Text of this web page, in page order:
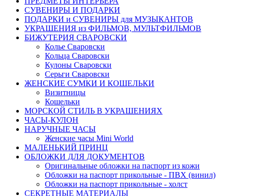
СУВЕНИРЫ И ПОДАРКИ
ПОДАРКИ и СУВЕНИРЫ для МУЗЫКАНТОВ
УКРАШЕНИЯ из ФИЛЬМОВ, МУЛЬТФИЛЬМОВ
БИЖУТЕРИЯ СВАРОВСКИ
Колье Сваровски
Кольца Сваровски
Кулоны Сваровски
Серьги Сваровски
ЖЕНСКИЕ СУМКИ И КОШЕЛЬКИ
Визитницы
Кошельки
МОРСКОЙ СТИЛЬ В УКРАШЕНИЯХ
ЧАСЫ-КУЛОН
НАРУЧНЫЕ ЧАСЫ
Женские часы Mini World
МАЛЕНЬКИЙ ПРИНЦ
ОБЛОЖКИ ДЛЯ ДОКУМЕНТОВ
Оригинальные обложки на паспорт из кожи
Обложки на паспорт прикольные - ПВХ (винил)
Обложки на паспорт прикольные - холст
СЕКРЕТНЫЕ МАТЕРИАЛЫ